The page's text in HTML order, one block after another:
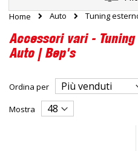
Home Auto Tuning
Accessori vari -
Auto | Bep's
Ordina per
Mostra